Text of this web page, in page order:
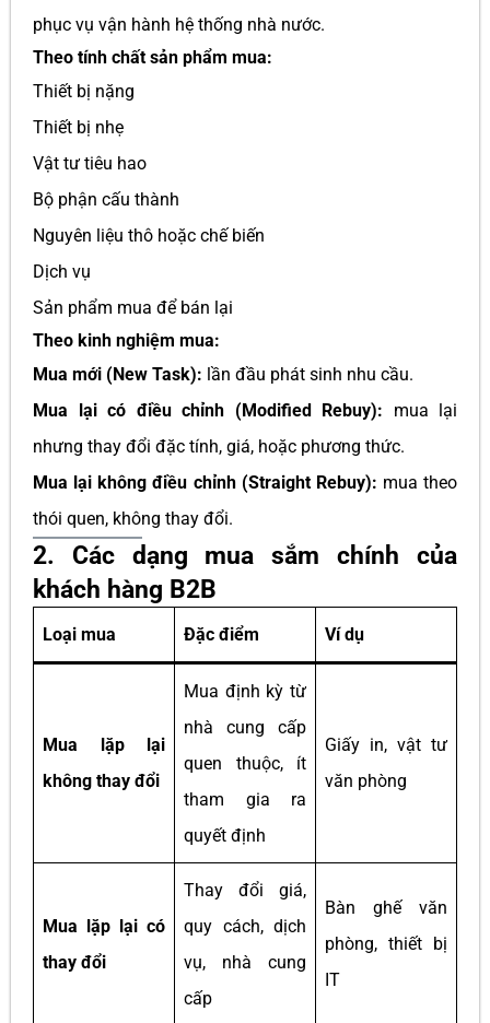
phục vụ vận hành hệ thống nhà nước.
Theo tính chất sản phẩm mua:
Thiết bị nặng
Thiết bị nhẹ
Vật tư tiêu hao
Bộ phận cấu thành
Nguyên liệu thô hoặc chế biến
Dịch vụ
Sản phẩm mua để bán lại
Theo kinh nghiệm mua:
Mua mới (New Task): lần đầu phát sinh nhu cầu.
Mua lại có điều chỉnh (Modified Rebuy): mua lại
nhưng thay đổi đặc tính, giá, hoặc phương thức.
Mua lại không điều chỉnh (Straight Rebuy): mua theo
thói quen, không thay đổi.
2. Các dạng mua sắm chính của
khách hàng B2B
Loại mua Đặc điểm Ví dụ
Mua lặp lại
không thay đổi
Mua định kỳ từ
nhà cung cấp
quen thuộc, ít
tham gia ra
quyết định
Giấy in, vật tư
văn phòng
Mua lặp lại có
thay đổi
Thay đổi giá,
quy cách, dịch
vụ, nhà cung
cấp
Bàn ghế văn
phòng, thiết bị
IT